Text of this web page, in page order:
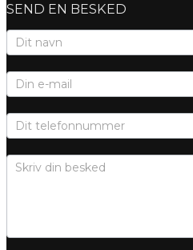
SEND EN BESKED
Kontaktformular